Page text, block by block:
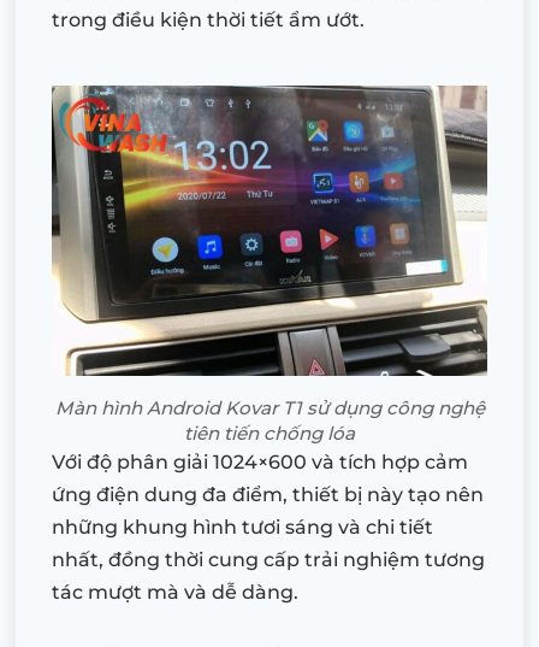
trong điều kiện thời tiết ẩm ướt.
Màn hình Android Kovar T1 sử dụng công nghệ
tiên tiến chống lóa
Với độ phân giải 1024×600 và tích hợp cảm
ứng điện dung đa điểm, thiết bị này tạo nên
những khung hình tươi sáng và chi tiết
nhất, đồng thời cung cấp trải nghiệm tương
tác mượt mà và dễ dàng.